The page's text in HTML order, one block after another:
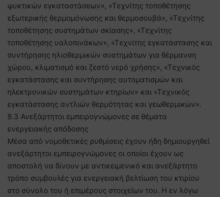
ψυκτικών εγκαταστάσεων», «Τεχνίτης τοποθέτησης
εξωτερικής θερμομόνωσης και θερμοσουβά», «Τεχνίτης
τοποθέτησης συστημάτων σκίασης», «Τεχνίτης
τοποθέτησης υαλοπινάκων», «Τεχνίτης εγκατάστασης και
συντήρησης ηλιοθερμικών συστημάτων για θέρμανση
χώρου, κλιματισμό και ζεστό νερό χρήσης», «Τεχνικός
εγκατάστασης και συντήρησης αυτοματισμών και
ηλεκτρονικών συστημάτων κτηρίων» και «Τεχνικός
εγκατάστασης αντλιών θερμότητας και γεωθερμικών».
8.3 Ανεξάρτητοι εμπειρογνώμονες σε θέματα
ενεργειακής απόδοσης
Μέσα από νομοθετικές ρυθμίσεις έχουν ήδη δημιουργηθεί
ανεξάρτητοι εμπειρογνώμονες οι οποίοι έχουν ως
αποστολή να δίνουν με αντικειμενικό και ανεξάρτητο
τρόπο συμβουλές για ενεργειακή βελτίωση του κτιρίου
στο σύνολο του ή επιμέρους στοιχείων του. Η εν λόγω